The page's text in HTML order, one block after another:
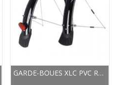
GARDE-BOUES XLC PVC ROUTE VTT RÉFLEX 26P/45 NOIR